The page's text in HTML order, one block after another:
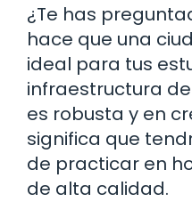
¿Te has
hace que una
ideal para tus
infraestructura
es robusta y en
significa que
de practicar en
de alta calidad.